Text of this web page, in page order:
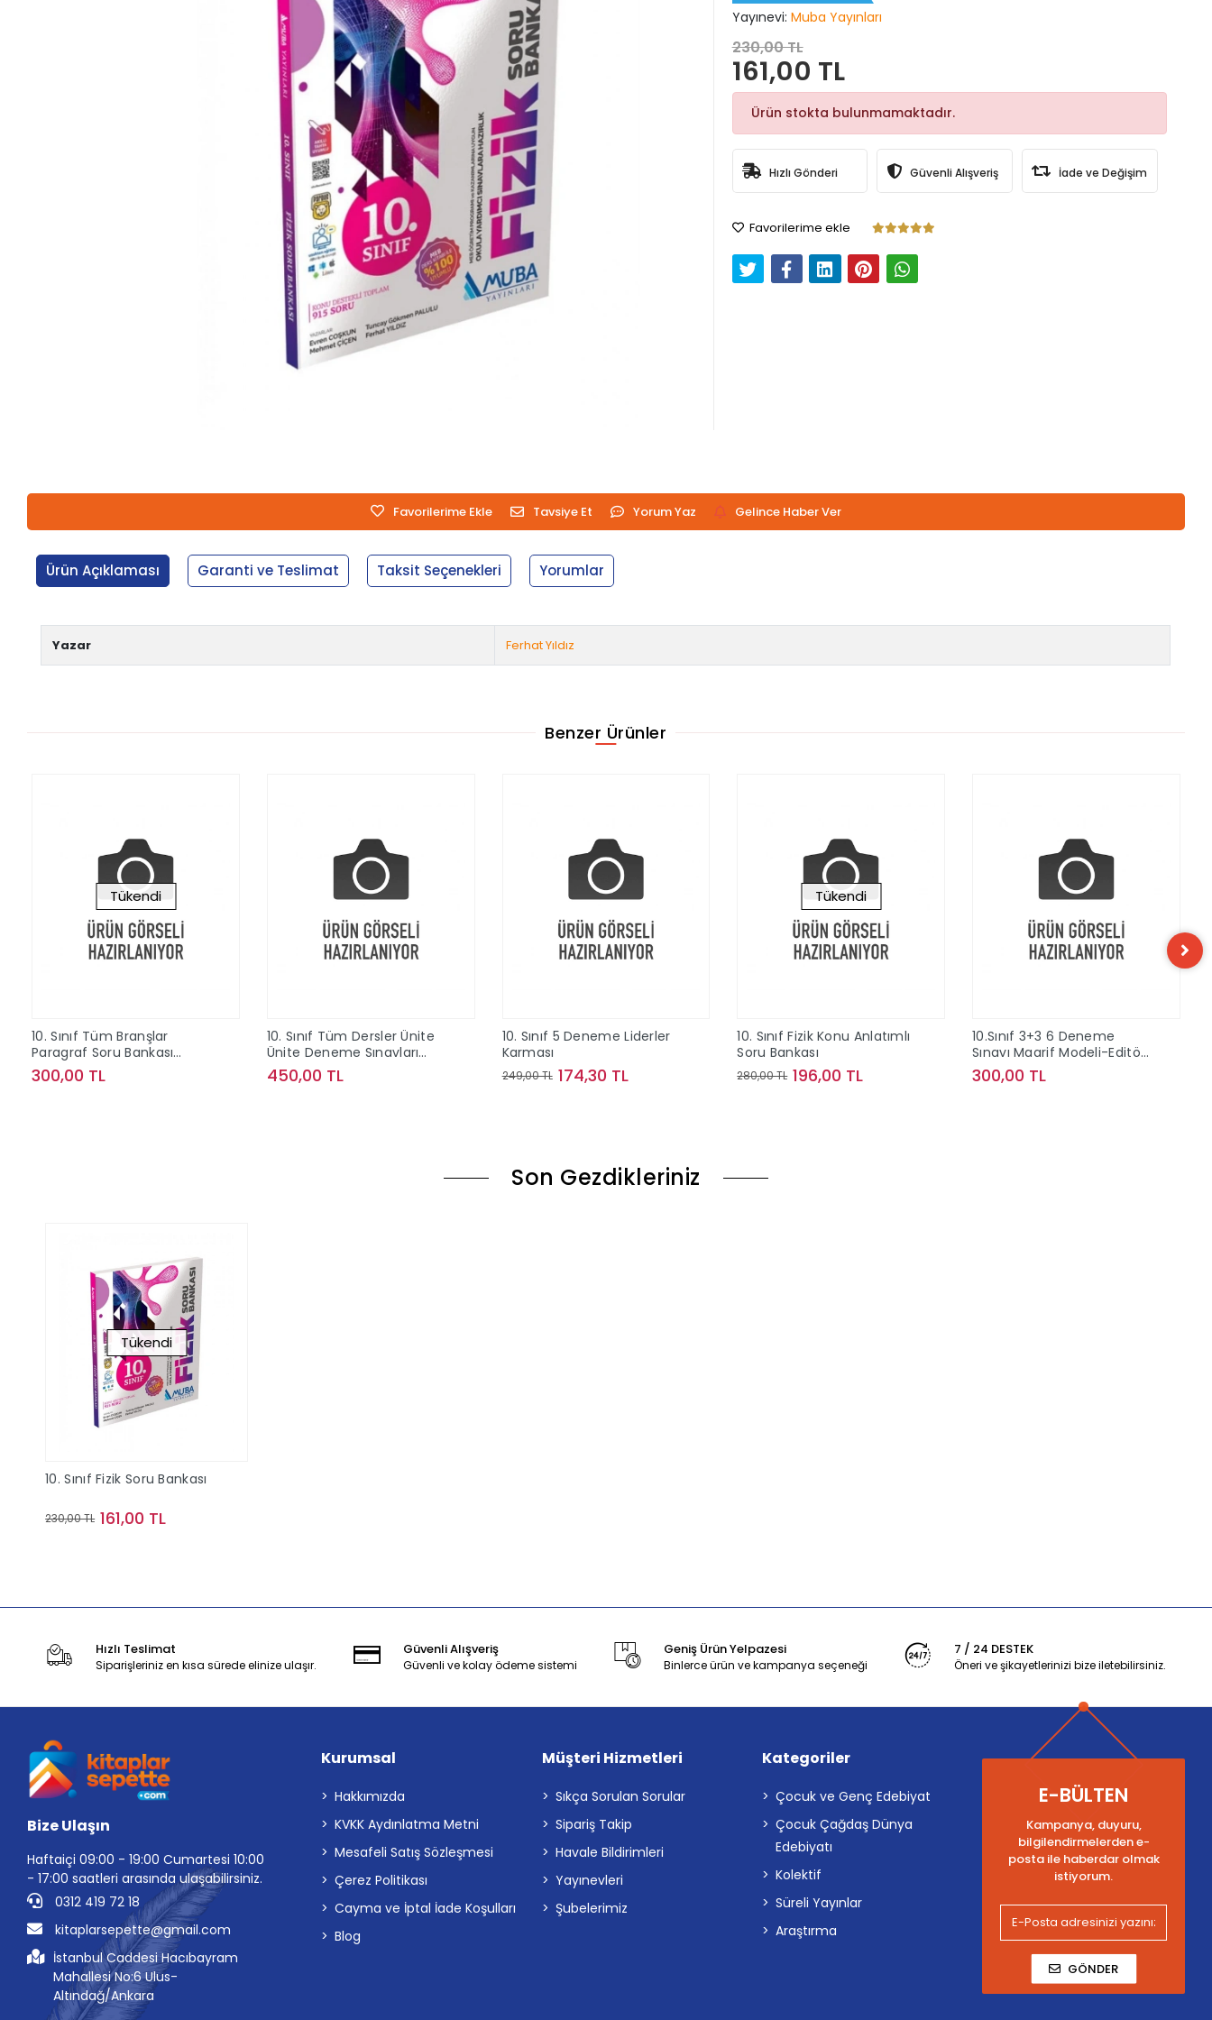
Yayınevi: Muba Yayınları
230,00 TL
161,00 TL
Ürün stokta bulunmamaktadır.
Hızlı Gönderi Güvenli Alışveriş İade ve Değişim
Favorilerime ekle
Favorilerime Ekle Tavsiye Et Yorum Yaz Gelince Haber Ver
Ürün Açıklaması Garanti ve Teslimat Taksit Seçenekleri Yorumlar
Yazar Ferhat Yıldız
Benzer Ürünler
Tükendi
10. Sınıf Tüm Branşlar
Paragraf Soru Bankası
Editör Yayınları
300,00 TL
10. Sınıf Tüm Dersler Ünite
Ünite Deneme Sınavları
Çözümlü Editör Yayınları
450,00 TL
10. Sınıf 5 Deneme Liderler
Karması
249,00 TL 174,30 TL
Tükendi
10. Sınıf Fizik Konu Anlatımlı
Soru Bankası
280,00 TL 196,00 TL
10.Sınıf 3+3 6 Deneme
Sınavı Maarif Modeli-Editör
Yayınları
300,00 TL
Son Gezdikleriniz
Tükendi
10. Sınıf Fizik Soru Bankası
230,00 TL 161,00 TL
Hızlı Teslimat
Siparişleriniz en kısa sürede elinize ulaşır.
Güvenli Alışveriş
Güvenli ve kolay ödeme sistemi
Geniş Ürün Yelpazesi
Binlerce ürün ve kampanya seçeneği
7 / 24 DESTEK
Öneri ve şikayetlerinizi bize iletebilirsiniz.
Bize Ulaşın
Haftaiçi 09:00 - 19:00 Cumartesi 10:00
- 17:00 saatleri arasında ulaşabilirsiniz.
0312 419 72 18
kitaplarsepette@gmail.com
İstanbul Caddesi Hacıbayram
Mahallesi No:6 Ulus-
Altındağ/Ankara
Kurumsal
Hakkımızda
KVKK Aydınlatma Metni
Mesafeli Satış Sözleşmesi
Çerez Politikası
Cayma ve İptal İade Koşulları
Blog
Müşteri Hizmetleri
Sıkça Sorulan Sorular
Sipariş Takip
Havale Bildirimleri
Yayınevleri
Şubelerimiz
Kategoriler
Çocuk ve Genç Edebiyat
Çocuk Çağdaş Dünya
Edebiyatı
Kolektif
Süreli Yayınlar
Araştırma
E-BÜLTEN
Kampanya, duyuru,
bilgilendirmelerden e-
posta ile haberdar olmak
istiyorum.
GÖNDER